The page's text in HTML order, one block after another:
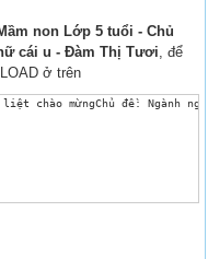
non Lớp 5 tuổi - Chủ
cái u - Đàm Thị Tươi, để
ở trên
chào mừngChủ đề: Ngành